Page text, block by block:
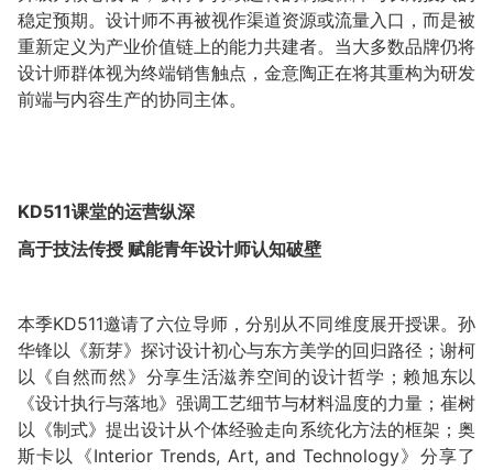
稳定预期。设计师不再被视作渠道资源或流量入口，而是被
重新定义为产业价值链上的能力共建者。当大多数品牌仍将
设计师群体视为终端销售触点，金意陶正在将其重构为研发
前端与内容生产的协同主体。
KD511课堂的运营纵深
高于技法传授 赋能青年设计师认知破壁
本季KD511邀请了六位导师，分别从不同维度展开授课。孙
华锋以《新芽》探讨设计初心与东方美学的回归路径；谢柯
以《自然而然》分享生活滋养空间的设计哲学；赖旭东以
《设计执行与落地》强调工艺细节与材料温度的力量；崔树
以《制式》提出设计从个体经验走向系统化方法的框架；奥
斯卡以《Interior Trends, Art, and Technology》分享了